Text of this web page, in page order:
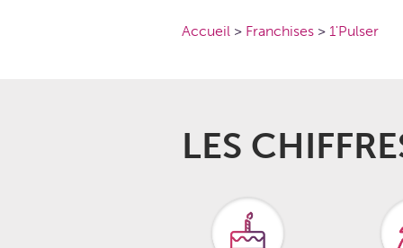
Accueil > Franchises > 1'Pulser
LES